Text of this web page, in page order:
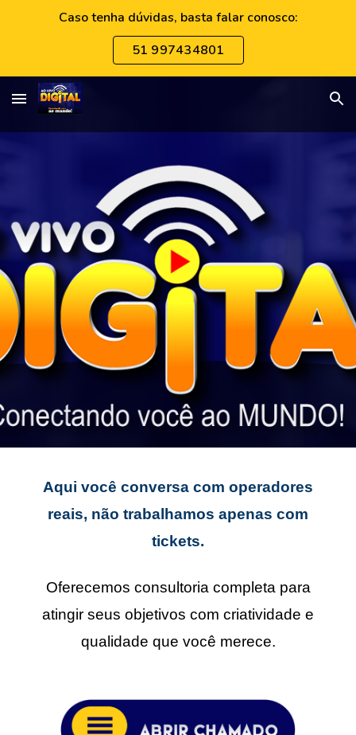
Caso tenha dúvidas, basta falar conosco:
51 997434801
Aqui você conversa com operadores
reais, não trabalhamos apenas com
tickets.
Oferecemos consultoria completa para
atingir seus objetivos com criatividade e
qualidade que você merece.